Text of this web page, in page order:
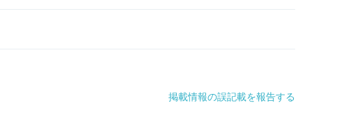
掲載情報の誤記載を報告する